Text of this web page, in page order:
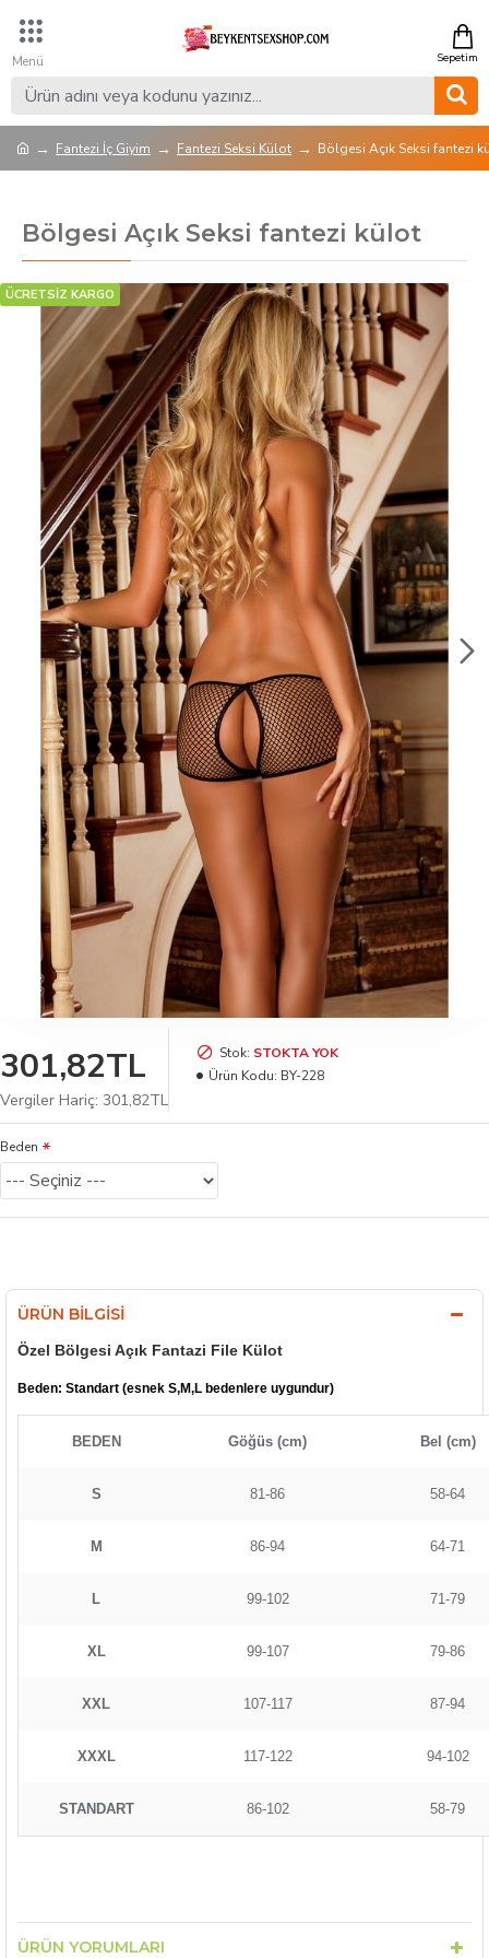
Fantezi İç Giyim Fantezi Seksi Külot Bölgesi Açık Seksi fantezi
Bölgesi Açık Seksi fantezi külot
ÜCRETSİZ KARGO
301,82TL
Vergiler Hariç: 301,82TL
Stok: STOKTA YOK
Ürün Kodu: BY-228
Beden
ÜRÜN BILGISI
Özel Bölgesi Açık Fantazi File Külot
Beden: Standart (esnek S,M,L bedenlere uygundur)
BEDEN Göğüs (cm) Bel (cm)
S 81-86 58-64
M 86-94 64-71
L 99-102 71-79
XL 99-107 79-86
XXL 107-117 87-94
XXXL 117-122 94-102
STANDART 86-102 58-79
ÜRÜN YORUMLARI